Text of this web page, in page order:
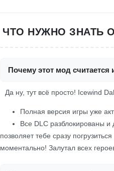
ЧТО НУЖНО ЗНАТЬ О
Почему этот мод
Да ну, тут всё просто! Icewind
Полная версия игры уже
Все DLC разблокированы и
позволяет тебе сразу
моментально! Залутал всех